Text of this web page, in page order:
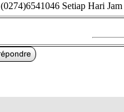
(0274)6541046 Setiap Hari